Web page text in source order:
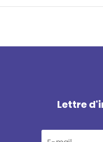
Lettre